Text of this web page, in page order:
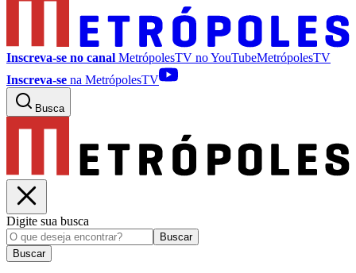
Inscreva-se no canal MetrópolesTV noYouTubeMetrópolesTV
Inscreva-se na MetrópolesTV
Busca
Digite sua busca
Buscar
Buscar